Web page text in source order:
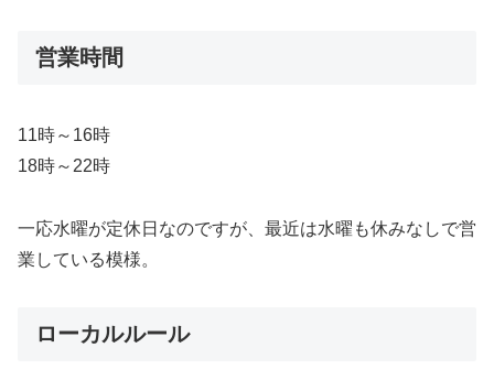
営業時間
11時～16時
18時～22時
一応水曜が定休日なのですが、最近は水曜も休みなしで営
業している模様。
ローカルルール